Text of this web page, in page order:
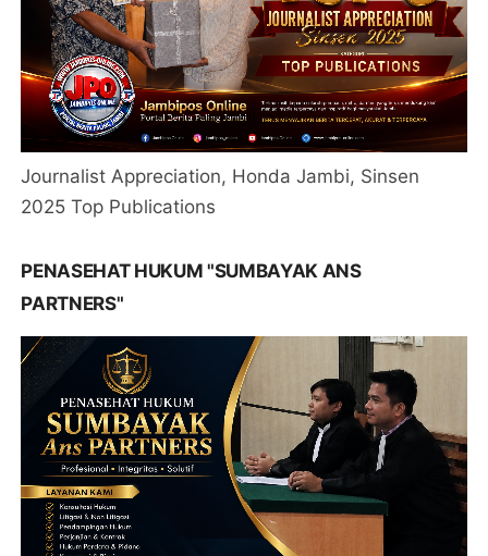
Journalist Appreciation, Honda Jambi, Sinsen
2025 Top Publications
PENASEHAT HUKUM "SUMBAYAK ANS
PARTNERS"